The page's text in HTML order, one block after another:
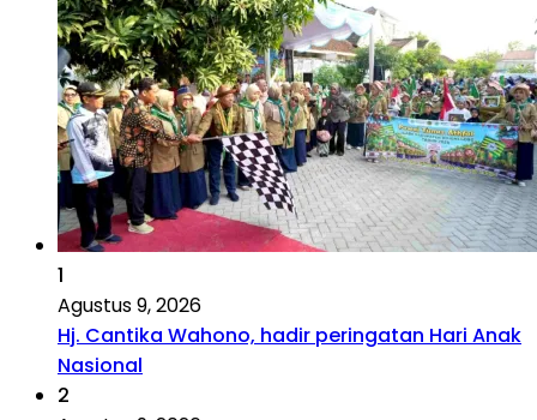
1
Agustus 9, 2026
Hj. Cantika Wahono, hadir peringatan Hari Anak
Nasional
2